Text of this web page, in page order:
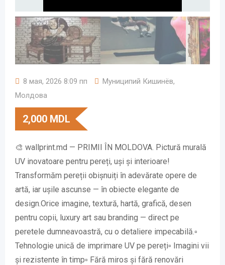
8 мая, 2026 8:09 пп Муниципий Кишинёв,
Молдова
2,000 MDL
🎨 wallprint.md — PRIMII ÎN MOLDOVA. Pictură murală
UV inovatoare pentru pereți, uși și interioare!
Transformăm pereții obișnuiți în adevărate opere de
artă, iar ușile ascunse — în obiecte elegante de
design.Orice imagine, textură, hartă, grafică, desen
pentru copii, luxury art sau branding — direct pe
peretele dumneavoastră, cu o detaliere impecabilă.▫️
Tehnologie unică de imprimare UV pe pereți▫️ Imagini vii
și rezistente în timp▫️ Fără miros și fără renovări